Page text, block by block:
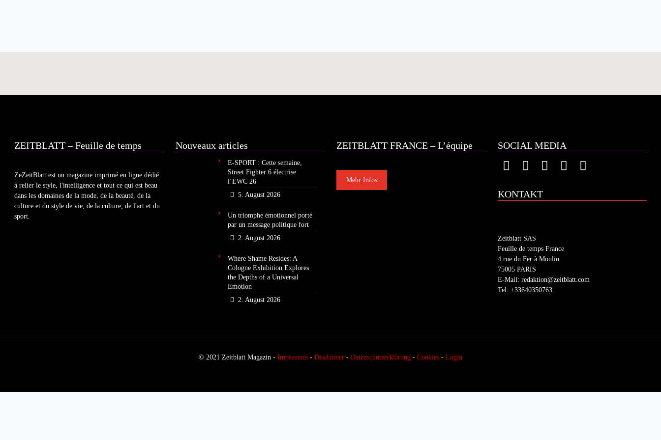
ZEITBLATT – Feuille de temps
ZeZeitBlatt est un magazine imprimé en ligne dédié
à relier le style, l'intelligence et tout ce qui est beau
dans les domaines de la mode, de la beauté, de la
culture et du style de vie, de la culture, de l'art et du
sport.
Nouveaux articles
E-SPORT : Cette semaine,
Street Fighter 6 électrise
l’EWC 26
5. August 2026
Un triomphe émotionnel porté
par un message politique fort
2. August 2026
Where Shame Resides: A
Cologne Exhibition Explores
the Depths of a Universal
Emotion
2. August 2026
ZEITBLATT FRANCE – L’équipe
Mehr Infos
SOCIAL MEDIA
KONTAKT
Zeitblatt SAS
Feuille de temps France
4 rue du Fer à Moulin
75005 PARIS
E-Mail: redaktion@zeitblatt.com
Tel: +33640350763
© 2021 Zeitblatt Magazin - Impressum - Disclaimer - Datenschutzerklärung - Cookies - Login